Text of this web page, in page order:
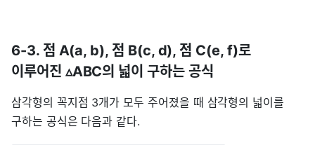
6-3. 점 A(a, b), 점 B(c, d), 점 C(e, f)로
이루어진 ▵ABC의 넓이 구하는 공식
삼각형의 꼭지점 3개가 모두 주어졌을 때 삼각형의 넓이를
구하는 공식은 다음과 같다.